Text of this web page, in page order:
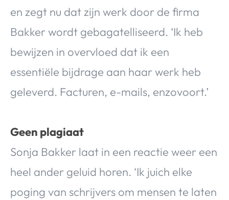
en zegt nu dat zijn werk door de firma
Bakker wordt gebagatelliseerd. ‘Ik heb
bewijzen in overvloed dat ik een
essentiële bijdrage aan haar werk heb
geleverd. Facturen, e-mails, enzovoort.’
Geen plagiaat
Sonja Bakker laat in een reactie weer een
heel ander geluid horen. ‘Ik juich elke
poging van schrijvers om mensen te laten